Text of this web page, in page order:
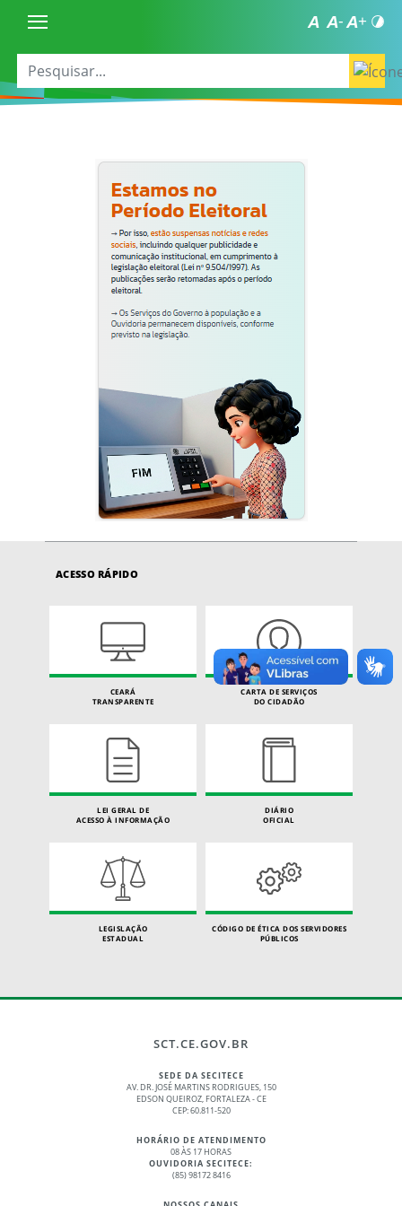
ACESSO RÁPIDO
CEARÁ
TRANSPARENTE
CARTA DE SERVIÇOS
DO CIDADÃO
LEI GERAL DE
ACESSO À INFORMAÇÃO
DIÁRIO
OFICIAL
LEGISLAÇÃO
ESTADUAL
CÓDIGO DE ÉTICA DOS SERVIDORES
PÚBLICOS
SCT.CE.GOV.BR
SEDE DA SECITECE
AV. DR. JOSÉ MARTINS RODRIGUES, 150
EDSON QUEIROZ, FORTALEZA - CE
CEP: 60.811-520
HORÁRIO DE ATENDIMENTO
08 ÀS 17 HORAS
OUVIDORIA SECITECE:
(85) 98172 8416